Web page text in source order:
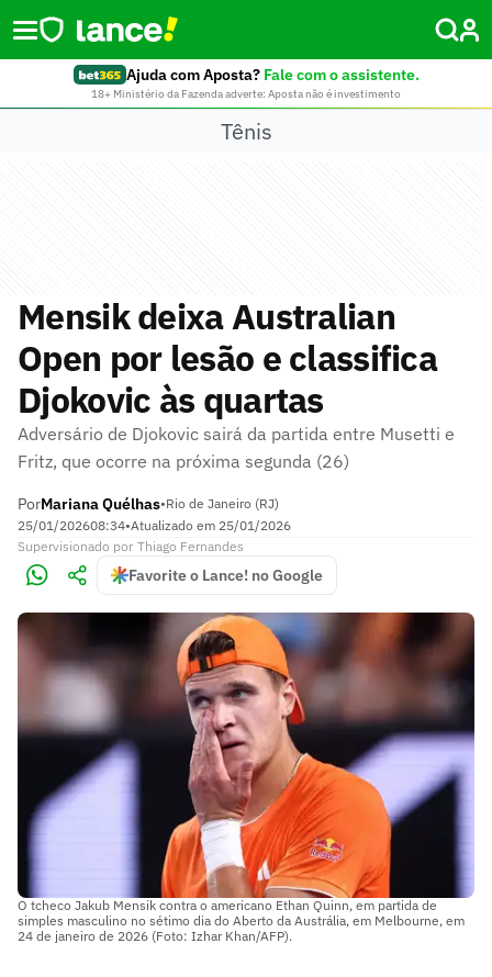
Ajuda com Aposta? Fale com o assistente.
18+ Ministério da Fazenda adverte: Aposta não é investimento
Tênis
Mensik deixa Australian
Open por lesão e classifica
Djokovic às quartas
Adversário de Djokovic sairá da partida entre Musetti e
Fritz, que ocorre na próxima segunda (26)
PorMariana Quélhas•Rio de Janeiro (RJ)
25/01/202608:34•Atualizado em 25/01/2026
Supervisionado por Thiago Fernandes
Favorite o Lance! no Google
O tcheco Jakub Mensik contra o americano Ethan Quinn, em partida de
simples masculino no sétimo dia do Aberto da Austrália, em Melbourne, em
24 de janeiro de 2026 (Foto: Izhar Khan/AFP).